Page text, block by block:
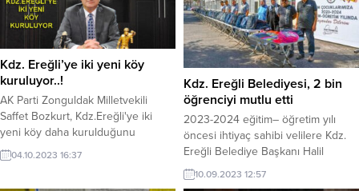
Kdz. Ereğli’ye iki yeni köy
kuruluyor..!
AK Parti Zonguldak Milletvekili
Saffet Bozkurt, Kdz.Ereğli'ye iki
yeni köy daha kurulduğunu
belirterek; İçişleri Bakanlığından
onay alındığını belirtti.
04.10.2023 16:37
Kdz. Ereğli Belediyesi, 2 bin
öğrenciyi mutlu etti
2023-2024 eğitim– öğretim yılı
öncesi ihtiyaç sahibi velilere Kdz.
Ereğli Belediye Başkanı Halil
Posbıyık’tan destek geldi. 2 bin
öğrencinin kırtasiye ihtiyaçları
10.09.2023 12:57